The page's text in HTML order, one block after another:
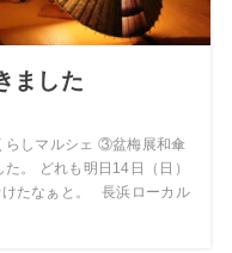
ました
しマルシェ ③盆梅展和傘
。 どれも明日14日（日）
けたなぁと。 長浜ローカル